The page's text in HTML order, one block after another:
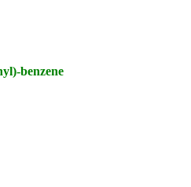
benzene